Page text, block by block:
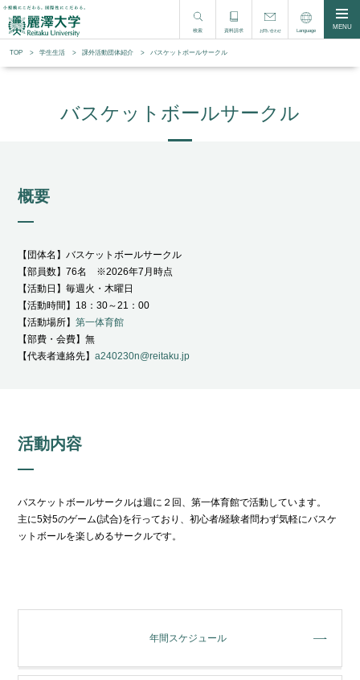
検索 資料請求 お問い合わせ Language MENU
TOP 学生生活 課外活動団体紹介 バスケットボールサークル
バスケットボールサークル
概要
【団体名】バスケットボールサークル
【部員数】76名 ※2026年7月時点
【活動日】毎週火・木曜日
【活動時間】18：30～21：00
【活動場所】第一体育館
【部費・会費】無
【代表者連絡先】a240230n@reitaku.jp
活動内容
バスケットボールサークルは週に２回、第一体育館で活動しています。
主に5対5のゲーム(試合)を行っており、初心者/経験者問わず気軽にバスケ
ットボールを楽しめるサークルです。
年間スケジュール